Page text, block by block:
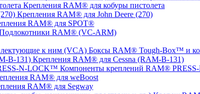
Крепления RAM® для кобуры пистолета
Крепления RAM® для John Deere (270)
RAM® для SPOT®
RAM® (VC-ARM)
Боксы RAM® Tough-Box™ и
Крепления RAM® для Cessna (RAM-B-131)
Компоненты креплений RAM®
RAM® для weBoost
RAM® для Segway